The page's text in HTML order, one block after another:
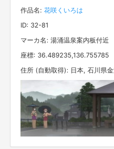
作品名: 花咲くいろは
ID: 32-81
マーカ名: 湯涌温泉案内板付近
座標: 36.489235,136.755785
住所 (自動取得): 日本, 石川県